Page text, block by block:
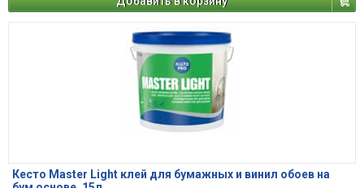
Кесто Master Light клей для бумажных и винил обоев на